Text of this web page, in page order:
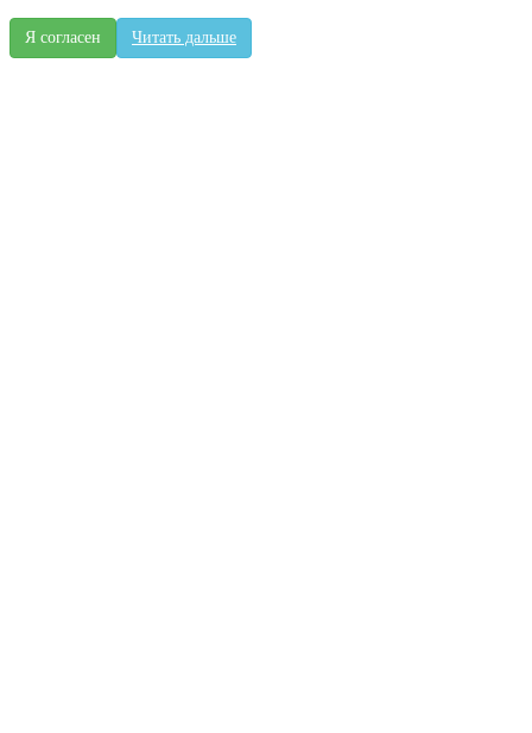
Я согласен Читать дальше